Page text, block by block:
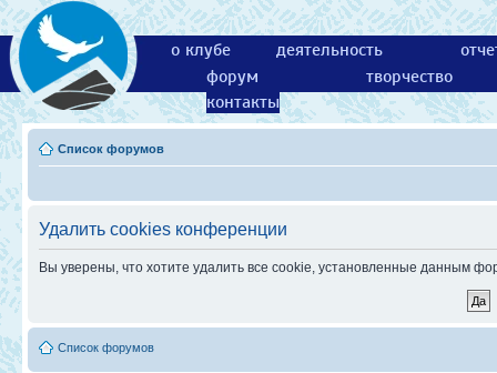
о клубе деятельность
форум
творчество
контакты
Список форумов
Удалить cookies конференции
Вы уверены, что хотите удалить все cookie, установленные данным
Список форумов